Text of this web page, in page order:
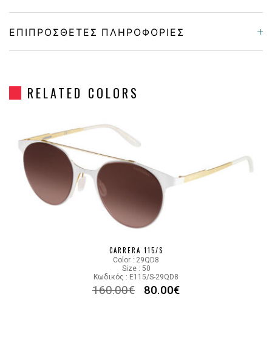
ΕΠΙΠΡΌΣΘΕΤΕΣ ΠΛΗΡΟΦΟΡΊΕΣ
Material Μεταλλικό
GOLD
Lens Color GRADIENT BROWN
Color code
RELATED COLORS
CARRERA 115/S
Color : 29QD8
Size : 50
Κωδικός : E115/S-29QD8
160.00€ 80.00€